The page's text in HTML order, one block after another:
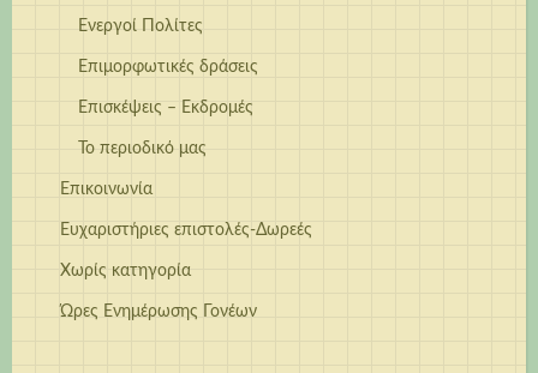
Ενεργοί Πολίτες
Επιμορφωτικές δράσεις
Επισκέψεις – Εκδρομές
Το περιοδικό μας
Επικοινωνία
Ευχαριστήριες επιστολές-Δωρεές
Χωρίς κατηγορία
Ώρες Ενημέρωσης Γονέων